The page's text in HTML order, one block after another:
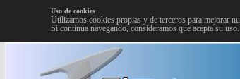
Uso de cookies
Utilizamos cookies propias y de terceros para mejorar
Si continúa navegando, consideramos que acepta su